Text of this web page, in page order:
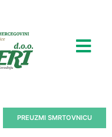
PREUZMI SMRTOVNICU